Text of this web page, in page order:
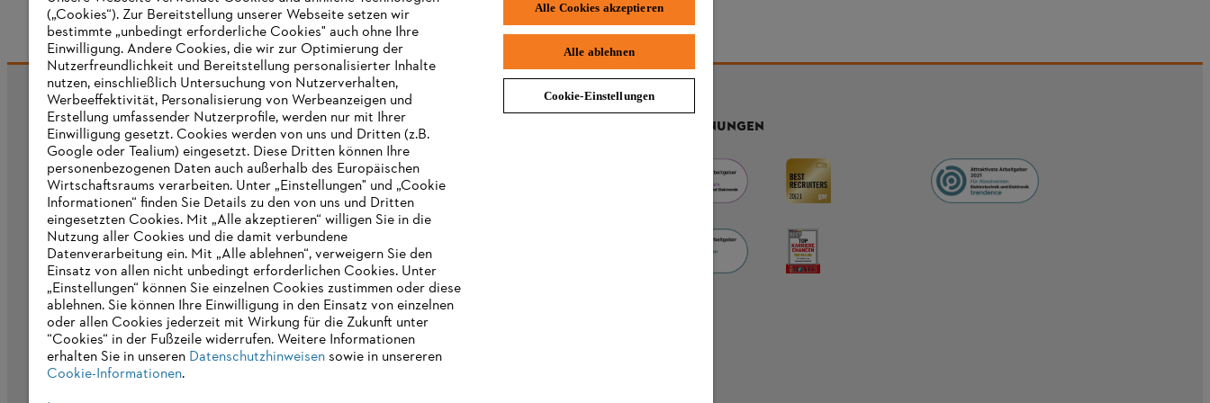
Informationen für Lieferanten
Produkte
Kontakt
Karriere
Hinweisgebersystem
AUSZEICHNUNGEN
(„Cookies“). Zur Bereitstellung unserer Webseite setzen wir
bestimmte „unbedingt erforderliche Cookies" auch ohne Ihre
Einwilligung. Andere Cookies, die wir zur Optimierung der
Nutzerfreundlichkeit und Bereitstellung personalisierter Inhalte
nutzen, einschließlich Untersuchung von Nutzerverhalten,
Werbeeffektivität, Personalisierung von Werbeanzeigen und
Erstellung umfassender Nutzerprofile, werden nur mit Ihrer
Einwilligung gesetzt. Cookies werden von uns und Dritten (z.B.
Google oder Tealium) eingesetzt. Diese Dritten können Ihre
personenbezogenen Daten auch außerhalb des Europäischen
Wirtschaftsraums verarbeiten. Unter „Einstellungen" und „Cookie
Informationen“ finden Sie Details zu den von uns und Dritten
eingesetzten Cookies. Mit „Alle akzeptieren“ willigen Sie in die
Nutzung aller Cookies und die damit verbundene
Datenverarbeitung ein. Mit „Alle ablehnen“, verweigern Sie den
Einsatz von allen nicht unbedingt erforderlichen Cookies. Unter
„Einstellungen“ können Sie einzelnen Cookies zustimmen oder diese
ablehnen. Sie können Ihre Einwilligung in den Einsatz von einzelnen
oder allen Cookies jederzeit mit Wirkung für die Zukunft unter
“Cookies“ in der Fußzeile widerrufen. Weitere Informationen
erhalten Sie in unseren Datenschutzhinweisensowie in unsereren
Cookie-Informationen.
Alle Cookies akzeptieren
Alle ablehnen
Cookie-Einstellungen